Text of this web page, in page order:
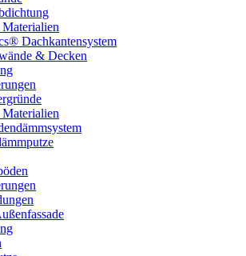
Dachkantensystem
& Decken